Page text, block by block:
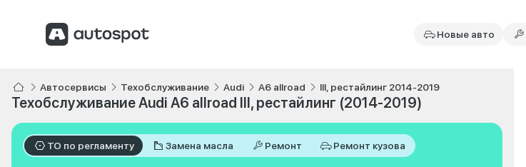
Новые авто
Автосервисы Техобслуживание Audi A6 allroad III, рестайлинг 2014-2019
Техобслуживание Audi A6 allroad III, рестайлинг (2014-2019)
ТО по регламенту Замена масла Ремонт Ремонт кузова